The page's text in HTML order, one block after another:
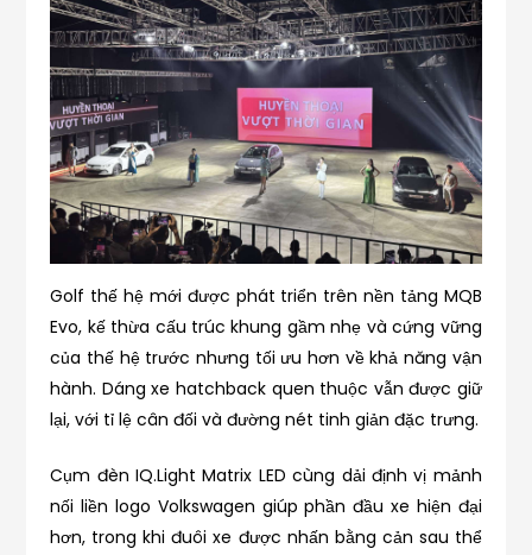
Golf thế hệ mới được phát triển trên nền tảng MQB
Evo, kế thừa cấu trúc khung gầm nhẹ và cứng vững
của thế hệ trước nhưng tối ưu hơn về khả năng vận
hành. Dáng xe hatchback quen thuộc vẫn được giữ
lại, với tỉ lệ cân đối và đường nét tinh giản đặc trưng.
Cụm đèn IQ.Light Matrix LED cùng dải định vị mảnh
nối liền logo Volkswagen giúp phần đầu xe hiện đại
hơn, trong khi đuôi xe được nhấn bằng cản sau thể